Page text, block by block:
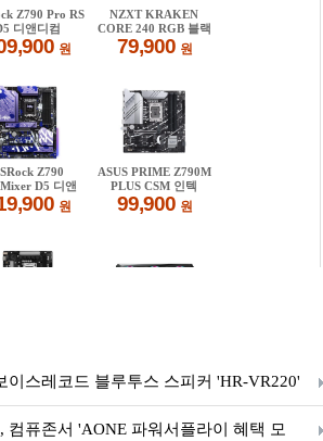
이스레코드 블루투스 스피커 'HR-VR220'
컴퓨존서 'AONE 파워서플라이 혜택 모